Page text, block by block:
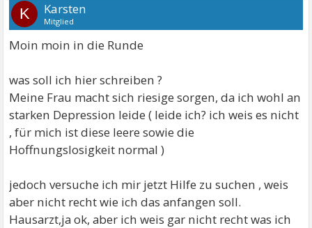
K Karsten
Mitglied
Moin moin in die Runde
was soll ich hier schreiben ?
Meine Frau macht sich riesige sorgen, da ich wohl an
starken Depression leide ( leide ich? ich weis es nicht
, für mich ist diese leere sowie die
Hoffnungslosigkeit normal )
jedoch versuche ich mir jetzt Hilfe zu suchen , weis
aber nicht recht wie ich das anfangen soll.
Hausarzt,ja ok, aber ich weis gar nicht recht was ich